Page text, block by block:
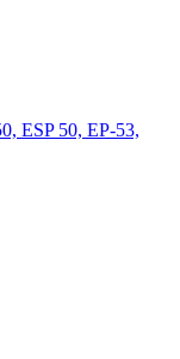
ESP 50, EP-53,